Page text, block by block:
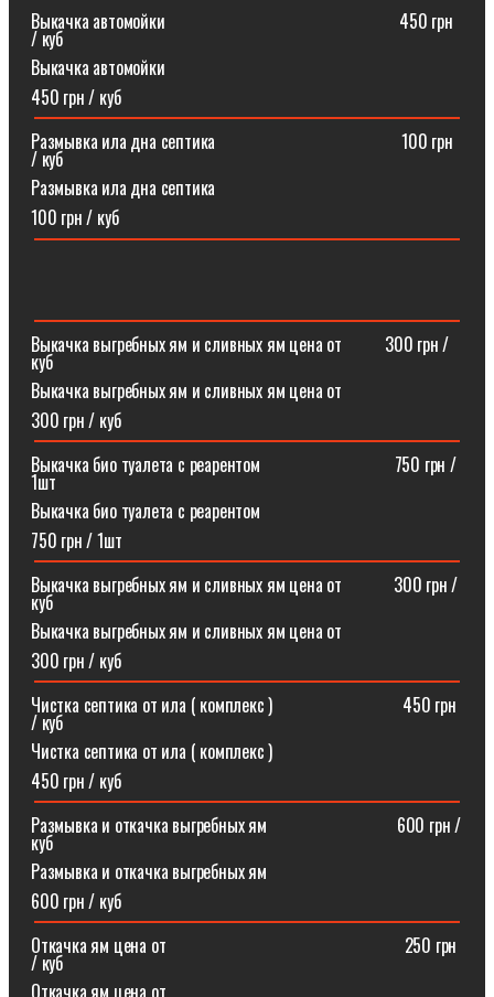
Выкачка автомойки⠀⠀⠀⠀⠀⠀⠀⠀⠀⠀⠀⠀⠀⠀⠀⠀⠀⠀450 грн
/ куб
Выкачка автомойки
450 грн / куб
Размывка ила дна септика ⠀⠀⠀⠀⠀⠀⠀⠀⠀⠀⠀⠀⠀⠀100 грн
/ куб
Размывка ила дна септика
100 грн / куб
Выкачка выгребных ям и сливных ям цена от ⠀⠀⠀300 грн /
куб
Выкачка выгребных ям и сливных ям цена от
300 грн / куб
Выкачка био туалета с реарентом ⠀⠀⠀⠀⠀⠀⠀⠀⠀⠀750 грн /
1шт
Выкачка био туалета с реарентом
750 грн / 1шт
Выкачка выгребных ям и сливных ям цена от⠀⠀⠀⠀300 грн /
куб
Выкачка выгребных ям и сливных ям цена от
300 грн / куб
Чистка септика от ила ( комплекс )⠀⠀⠀⠀⠀⠀⠀⠀⠀⠀450 грн
/ куб
Чистка септика от ила ( комплекс )
450 грн / куб
Размывка и откачка выгребных ям⠀⠀⠀⠀⠀⠀⠀⠀⠀⠀600 грн /
куб
Размывка и откачка выгребных ям
600 грн / куб
Откачка ям цена от ⠀⠀⠀⠀⠀⠀⠀⠀⠀⠀⠀⠀⠀⠀⠀⠀⠀⠀250 грн
/ куб
Откачка ям цена от